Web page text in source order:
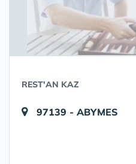
REST'AN KAZ
97139 - ABYMES